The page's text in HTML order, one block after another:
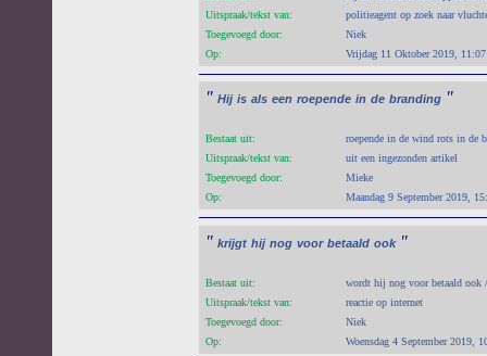
Uitspraak/tekst van:
politieagent op zoek naar
Toegevoegd door:
Niek
Op:
Vrijdag 11 Oktober 2019, 11:07
" Hij is als een roepende in de branding "
Bestaat uit:
roepende in de wind rots in de
Uitspraak/tekst van:
uit een ingezonden artikel
Toegevoegd door:
Mieke
Op:
Maandag 9 September 2019,
" krijgt hij nog voor betaald ook "
Bestaat uit:
wordt hij nog voor betaald
Uitspraak/tekst van:
reactie op internet
Toegevoegd door:
Niek
Op:
Woensdag 4 September 2019,